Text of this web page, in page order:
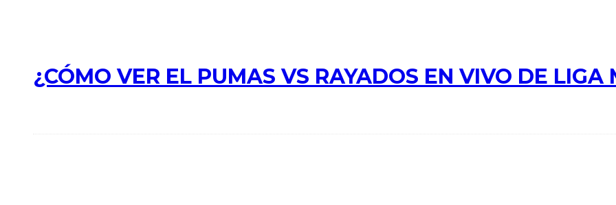
¿CÓMO VER EL PUMAS VS RAYADOS EN VIVO DE LIGA